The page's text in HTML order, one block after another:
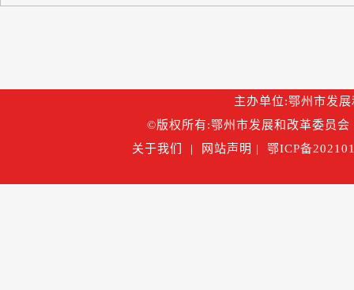
主办单位:鄂州市发
©版权所有:鄂州市发展和改革委员
关于我们
| 网站声明 | 鄂ICP备